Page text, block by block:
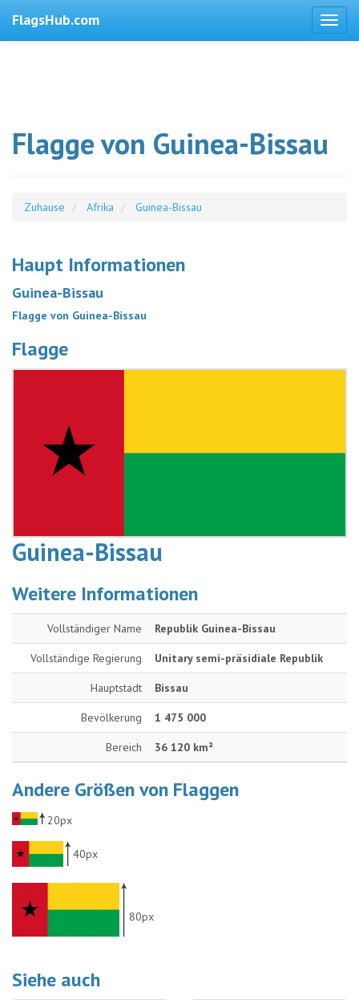
FlagsHub.com
Flagge von Guinea-Bissau
Zuhause Afrika Guinea-Bissau
Haupt Informationen
Guinea-Bissau
Flagge von Guinea-Bissau
Flagge
Guinea-Bissau
Weitere Informationen
Vollständiger Name Republik Guinea-Bissau
Vollständige Regierung Unitary semi-präsidiale Republik
Hauptstadt Bissau
Bevölkerung 1 475 000
Bereich 36 120 km²
Andere Größen von Flaggen
20px
40px
80px
Siehe auch